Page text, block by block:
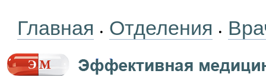
Главная • Отделения •